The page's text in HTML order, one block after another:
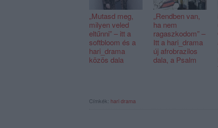
„Mutasd meg,
milyen veled
eltűnni” – itt a
softbloom és a
hari_drama
közös dala
„Rendben van,
ha nem
ragaszkodom” –
Itt a hari_drama
új afrobrazilos
dala, a Psalm
Címkék: hari drama